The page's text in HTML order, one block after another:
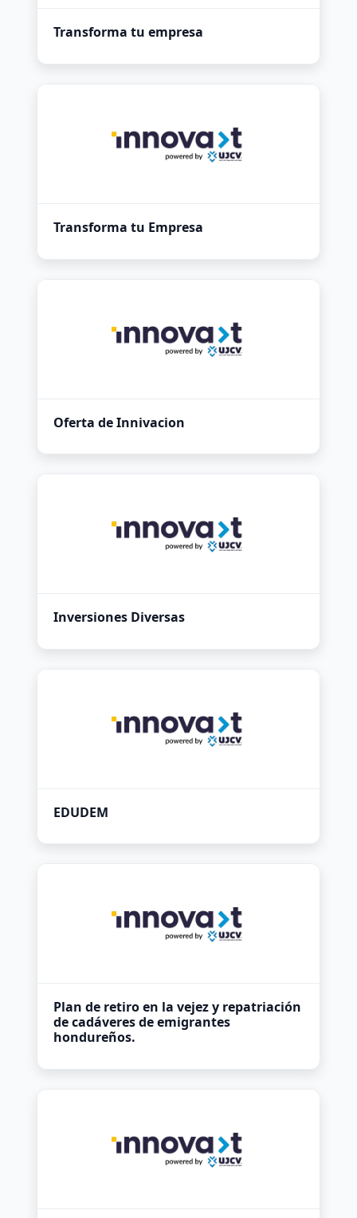
Transforma tu empresa
Transforma tu Empresa
Oferta de Innivacion
Inversiones Diversas
EDUDEM
Plan de retiro en la vejez y repatriación
de cadáveres de emigrantes
hondureños.